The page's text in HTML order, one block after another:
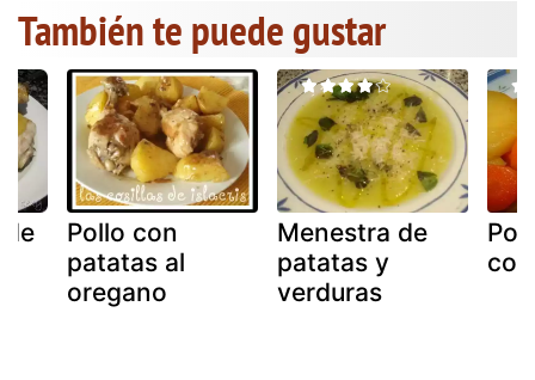
También te puede gustar
Pollo con
patatas al
oregano
Menestra de
patatas y
verduras